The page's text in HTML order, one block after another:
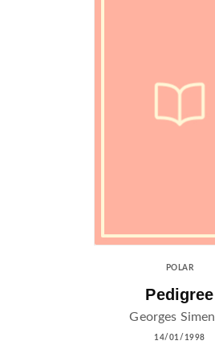
POLAR
Pedigree
Georges
14/01/1998